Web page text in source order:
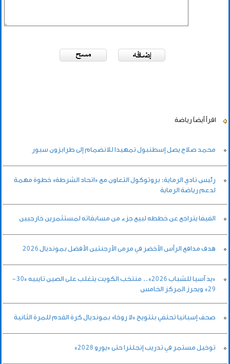
اقرأ أيضاً رياضة
محمد صلاح يصل إسطنبول تمهيدا للانضمام إلى طرابزون سبور
رئيس نادي الرماية: بروتوكول التعاون مع «اتحاد الشرطة» خطوة مهمة
لدعم رياضة الرماية
الفيفا يتراجع عن خططه لبيع جزء من مسابقاته لمستثمرين خارجيين
هدف مدافع الرأس الأخضر في مرمى الأرجنتين الأفضل بمونديال 2026
«يد آسيا للشباب 2026».. منتخب الكويت يتغلب على الصين تايبيه «30-
29» ويحرز المركز الخامس
صحف إسبانيا تحتفي بتتويج «لا روخا» بمونديال كرة القدم للمرة الثانية
توخيل مستمر في تدريب إنجلترا حتى «يورو 2028»